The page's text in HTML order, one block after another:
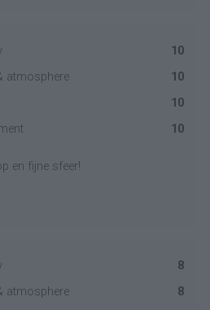
10
atmosphere
10
10
10
en fijne sfeer!
8
atmosphere
8